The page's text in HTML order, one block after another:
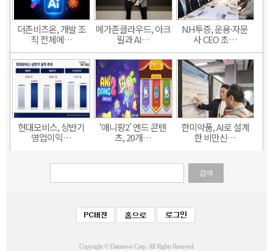
더존비즈온, 개발 조
직 전체에…
메가존클라우드, 아크
릴과 AI…
NH투증, 운용·자문
사 CEO 초…
현대모비스, 상반기
영업이익…
‘애니팡2’ 엔드 콘텐
츠, 20개…
한미약품, AI로 설계
한 비만신…
검색
Copyright © Datanews Corp. All Rights Reserved.